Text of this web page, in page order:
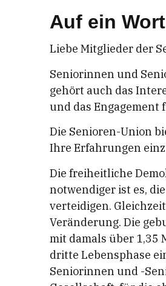
Auf ein Wort
Liebe Mitglieder der
Seniorinnen und
gehört auch das
und das
Die Senioren-Union
Ihre Erfahrungen
Die freiheitliche
notwendiger ist es,
verteidigen.
Veränderung. Die
mit damals über 1,35
dritte Lebensphase
Seniorinnen und -